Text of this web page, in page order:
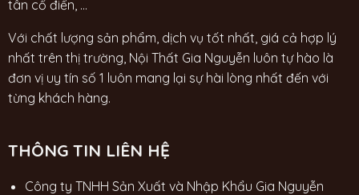
tân cổ điển, ...
Với chất lượng sản phẩm, dịch vụ tốt nhất, giá cả hợp lý
nhất trên thị trường, Nội Thất Gia Nguyễn luôn tự hào là
đơn vị uy tín số 1 luôn mang lại sự hài lòng nhất đến với
từng khách hàng.
THÔNG TIN LIÊN HỆ
Công ty TNHH Sản Xuất và Nhập Khẩu Gia Nguyễn